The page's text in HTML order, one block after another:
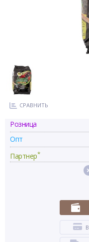
СРАВНИТЬ
Розница
Опт
Партнер*